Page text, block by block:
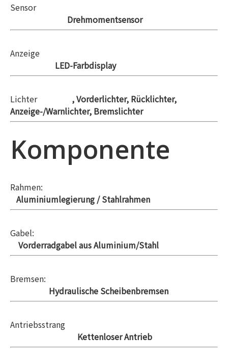
Sensor
Drehmomentsensor
Anzeige
LED-Farbdisplay
Lichter , Vorderlichter, Rücklichter,
Anzeige-/Warnlichter, Bremslichter
Komponente
Rahmen:
Aluminiumlegierung / Stahlrahmen
Gabel:
Vorderradgabel aus Aluminium/Stahl
Bremsen:
Hydraulische Scheibenbremsen
Antriebsstrang
Kettenloser Antrieb